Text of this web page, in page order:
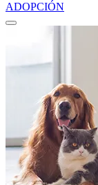
ADOPCIÓN